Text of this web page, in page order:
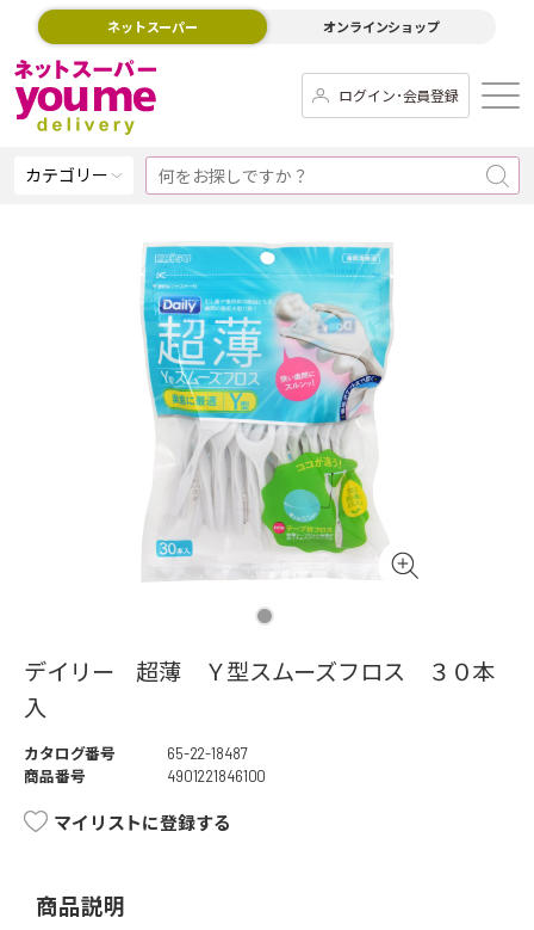
ネットスーパー オンラインショップ
ログイン･会員登録
カテゴリー
デイリー 超薄 Ｙ型スムーズフロス ３０本
入
カタログ番号
65-22-18487
商品番号
4901221846100
マイリストに登録する
商品説明